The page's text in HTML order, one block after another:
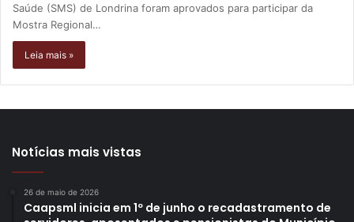
Saúde (SMS) de Londrina foram aprovados para participar da
Mostra Regional…
Leia mais »
Notícias mais vistas
26 de maio de 2026
Caapsml inicia em 1º de junho o recadastramento de